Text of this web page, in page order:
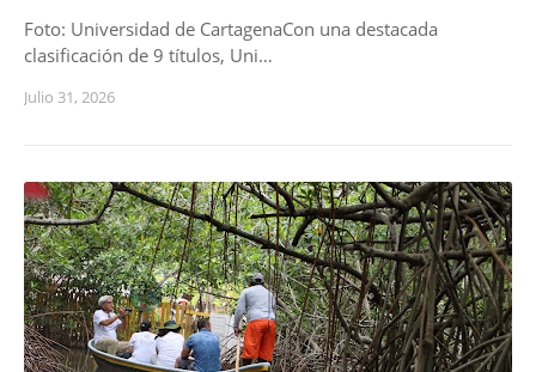
Foto: Universidad de CartagenaCon una destacada
clasificación de 9 títulos, Uni…
Julio 31, 2026